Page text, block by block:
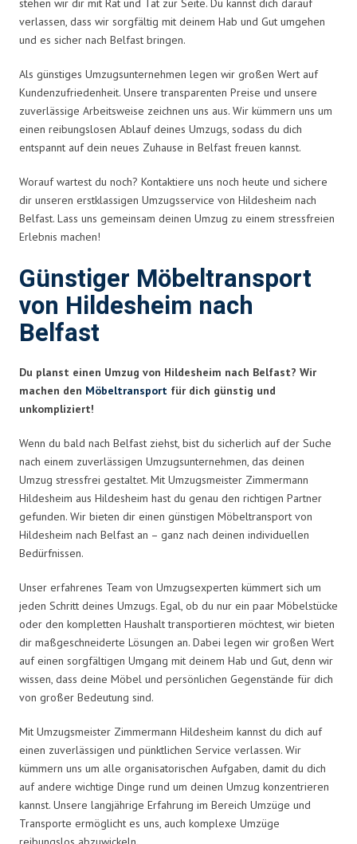
stehen wir dir mit Rat und Tat zur Seite. Du kannst dich darauf
verlassen, dass wir sorgfältig mit deinem Hab und Gut umgehen
und es sicher nach Belfast bringen.
Als günstiges Umzugsunternehmen legen wir großen Wert auf
Kundenzufriedenheit. Unsere transparenten Preise und unsere
zuverlässige Arbeitsweise zeichnen uns aus. Wir kümmern uns um
einen reibungslosen Ablauf deines Umzugs, sodass du dich
entspannt auf dein neues Zuhause in Belfast freuen kannst.
Worauf wartest du noch? Kontaktiere uns noch heute und sichere
dir unseren erstklassigen Umzugsservice von Hildesheim nach
Belfast. Lass uns gemeinsam deinen Umzug zu einem stressfreien
Erlebnis machen!
Günstiger Möbeltransport
von Hildesheim nach
Belfast
Du planst einen Umzug von Hildesheim nach Belfast? Wir
machen den Möbeltransport für dich günstig und
unkompliziert!
Wenn du bald nach Belfast ziehst, bist du sicherlich auf der Suche
nach einem zuverlässigen Umzugsunternehmen, das deinen
Umzug stressfrei gestaltet. Mit Umzugsmeister Zimmermann
Hildesheim aus Hildesheim hast du genau den richtigen Partner
gefunden. Wir bieten dir einen günstigen Möbeltransport von
Hildesheim nach Belfast an – ganz nach deinen individuellen
Bedürfnissen.
Unser erfahrenes Team von Umzugsexperten kümmert sich um
jeden Schritt deines Umzugs. Egal, ob du nur ein paar Möbelstücke
oder den kompletten Haushalt transportieren möchtest, wir bieten
dir maßgeschneiderte Lösungen an. Dabei legen wir großen Wert
auf einen sorgfältigen Umgang mit deinem Hab und Gut, denn wir
wissen, dass deine Möbel und persönlichen Gegenstände für dich
von großer Bedeutung sind.
Mit Umzugsmeister Zimmermann Hildesheim kannst du dich auf
einen zuverlässigen und pünktlichen Service verlassen. Wir
kümmern uns um alle organisatorischen Aufgaben, damit du dich
auf andere wichtige Dinge rund um deinen Umzug konzentrieren
kannst. Unsere langjährige Erfahrung im Bereich Umzüge und
Transporte ermöglicht es uns, auch komplexe Umzüge